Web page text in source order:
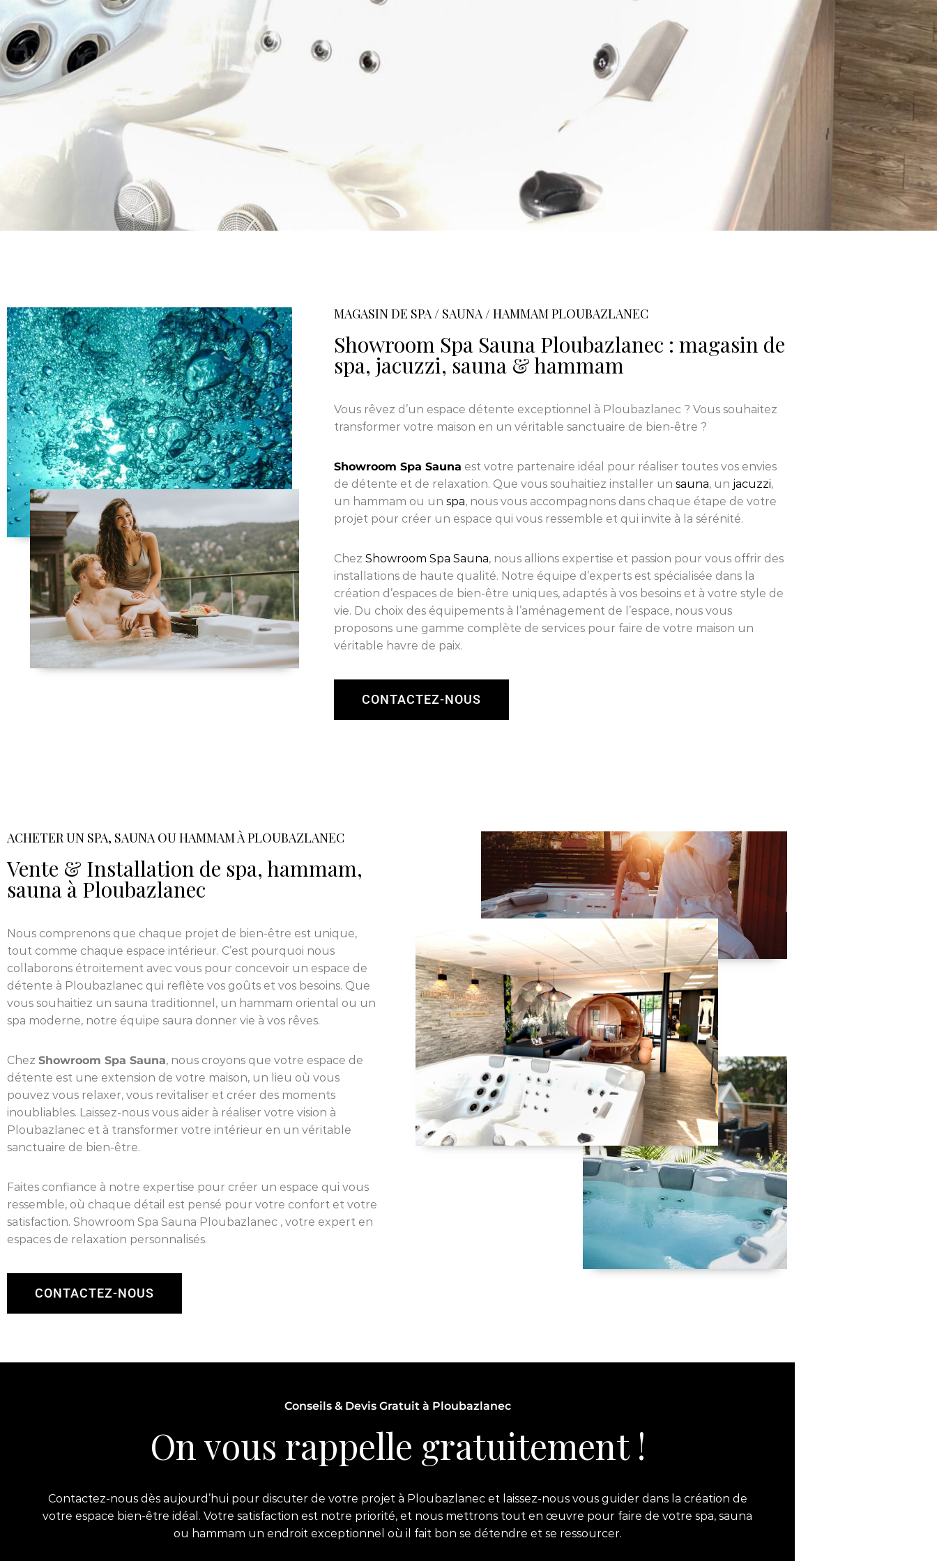
MAGASIN DE SPA / SAUNA / HAMMAM PLOUBAZLANEC
Showroom Spa Sauna Ploubazlanec : magasin de
spa, jacuzzi, sauna & hammam
Vous rêvez d’un espace détente exceptionnel à Ploubazlanec ? Vous souhaitez
transformer votre maison en un véritable sanctuaire de bien-être ?
Showroom Spa Sauna est votre partenaire idéal pour réaliser toutes vos envies
de détente et de relaxation. Que vous souhaitiez installer un sauna, un jacuzzi,
un hammam ou un spa, nous vous accompagnons dans chaque étape de votre
projet pour créer un espace qui vous ressemble et qui invite à la sérénité.
Chez Showroom Spa Sauna, nous allions expertise et passion pour vous offrir des
installations de haute qualité. Notre équipe d’experts est spécialisée dans la
création d’espaces de bien-être uniques, adaptés à vos besoins et à votre style de
vie. Du choix des équipements à l’aménagement de l’espace, nous vous
proposons une gamme complète de services pour faire de votre maison un
véritable havre de paix.
CONTACTEZ-NOUS
ACHETER UN SPA, SAUNA OU HAMMAM À PLOUBAZLANEC
Vente & Installation de spa, hammam,
sauna à Ploubazlanec
Nous comprenons que chaque projet de bien-être est unique,
tout comme chaque espace intérieur. C’est pourquoi nous
collaborons étroitement avec vous pour concevoir un espace de
détente à Ploubazlanec qui reflète vos goûts et vos besoins. Que
vous souhaitiez un sauna traditionnel, un hammam oriental ou un
spa moderne, notre équipe saura donner vie à vos rêves.
Chez Showroom Spa Sauna, nous croyons que votre espace de
détente est une extension de votre maison, un lieu où vous
pouvez vous relaxer, vous revitaliser et créer des moments
inoubliables. Laissez-nous vous aider à réaliser votre vision à
Ploubazlanec et à transformer votre intérieur en un véritable
sanctuaire de bien-être.
Faites confiance à notre expertise pour créer un espace qui vous
ressemble, où chaque détail est pensé pour votre confort et votre
satisfaction. Showroom Spa Sauna Ploubazlanec , votre expert en
espaces de relaxation personnalisés.
CONTACTEZ-NOUS
Conseils & Devis Gratuit à Ploubazlanec
On vous rappelle gratuitement !
Contactez-nous dès aujourd’hui pour discuter de votre projet à Ploubazlanec et laissez-nous vous guider dans la création de
votre espace bien-être idéal. Votre satisfaction est notre priorité, et nous mettrons tout en œuvre pour faire de votre spa, sauna
ou hammam un endroit exceptionnel où il fait bon se détendre et se ressourcer.